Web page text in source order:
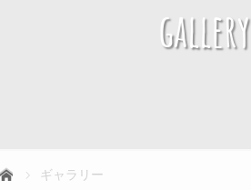
gallery
ギャラリー